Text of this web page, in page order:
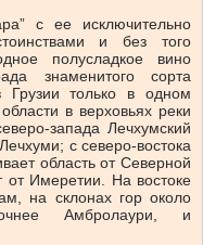
с ее исключительно
и без того
полусладкое вино
знаменитого сорта
Грузии только в одном
в верховьях реки
запада Лечхумский
с северо-востока
область от Северной
Имеретии. На востоке
на склонах гор около
Амбролаури, и